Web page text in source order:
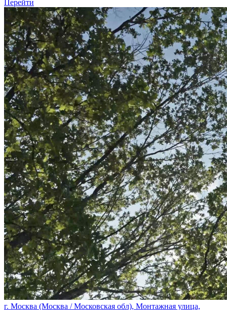
Перейти
г. Москва (Москва / Московская обл), Монтажная улица,